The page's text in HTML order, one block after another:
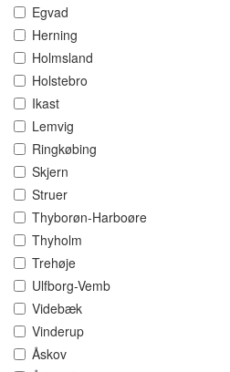
Egvad
Herning
Holmsland
Holstebro
Ikast
Lemvig
Ringkøbing
Skjern
Struer
Thyborøn-Harboøre
Thyholm
Trehøje
Ulfborg-Vemb
Videbæk
Vinderup
Åskov